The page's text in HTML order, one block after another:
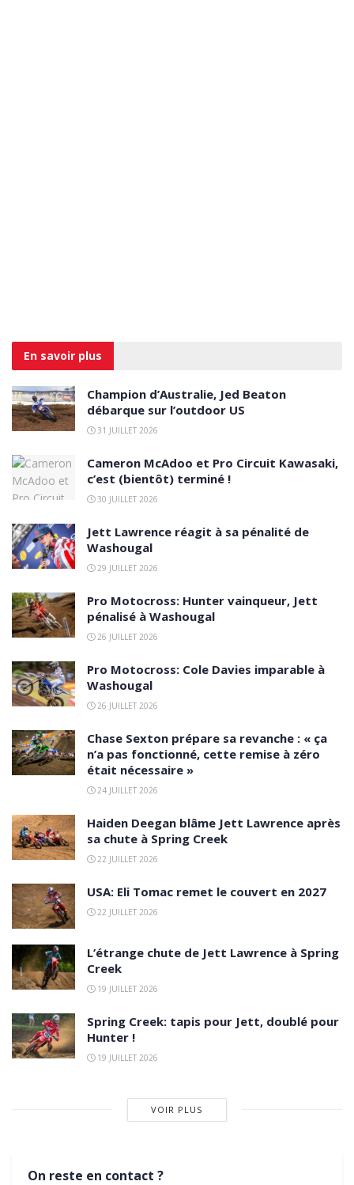
En savoir plus
Champion d’Australie, Jed Beaton
débarque sur l’outdoor US
31 JUILLET 2026
Cameron McAdoo et Pro Circuit Kawasaki,
c’est (bientôt) terminé !
30 JUILLET 2026
Jett Lawrence réagit à sa pénalité de
Washougal
29 JUILLET 2026
Pro Motocross: Hunter vainqueur, Jett
pénalisé à Washougal
26 JUILLET 2026
Pro Motocross: Cole Davies imparable à
Washougal
26 JUILLET 2026
Chase Sexton prépare sa revanche : « ça
n’a pas fonctionné, cette remise à zéro
était nécessaire »
24 JUILLET 2026
Haiden Deegan blâme Jett Lawrence après
sa chute à Spring Creek
22 JUILLET 2026
USA: Eli Tomac remet le couvert en 2027
22 JUILLET 2026
L’étrange chute de Jett Lawrence à Spring
Creek
19 JUILLET 2026
Spring Creek: tapis pour Jett, doublé pour
Hunter !
19 JUILLET 2026
VOIR PLUS
On reste en contact ?